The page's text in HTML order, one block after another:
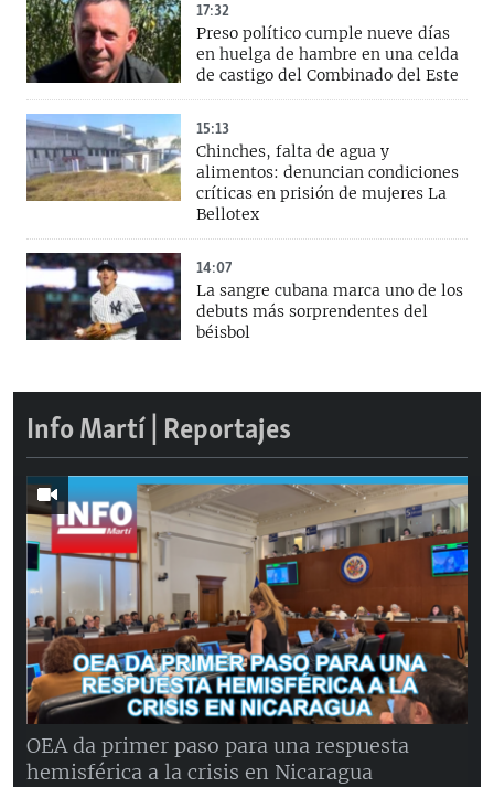
17:32
Preso político cumple nueve días
en huelga de hambre en una celda
de castigo del Combinado del Este
15:13
Chinches, falta de agua y
alimentos: denuncian condiciones
críticas en prisión de mujeres La
Bellotex
14:07
La sangre cubana marca uno de los
debuts más sorprendentes del
béisbol
Info Martí | Reportajes
OEA da primer paso para una respuesta
hemisférica a la crisis en Nicaragua